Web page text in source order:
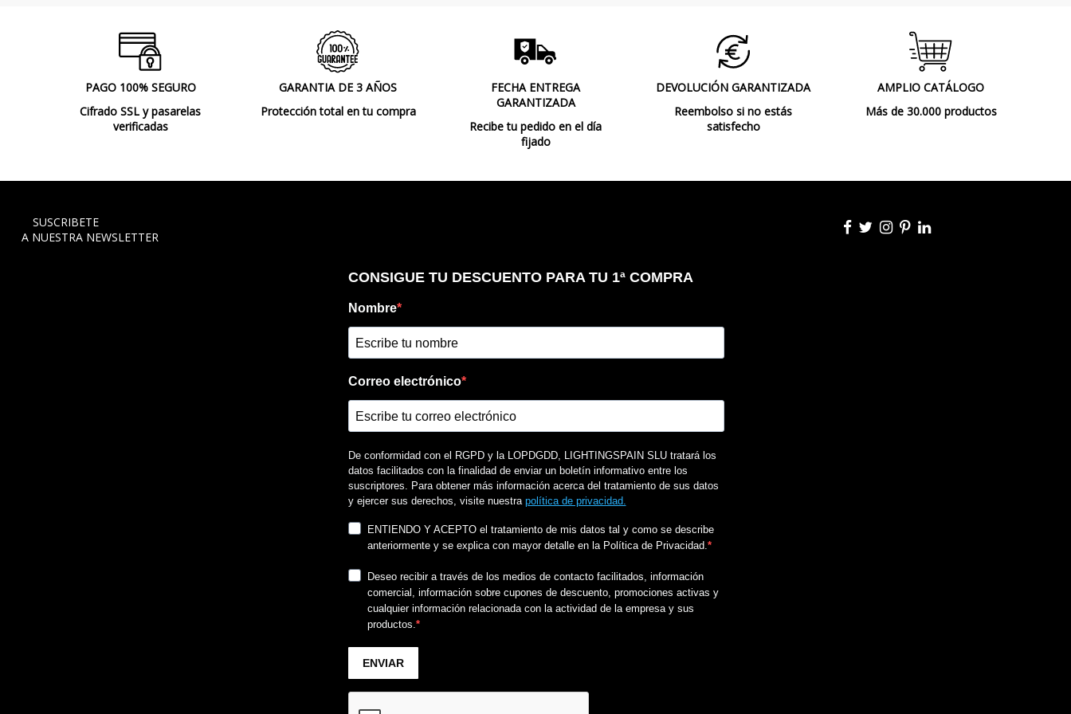
PAGO 100% SEGURO
Cifrado SSL y pasarelas
verificadas
GARANTIA DE 3 AÑOS
Protección total en tu compra
FECHA ENTREGA
GARANTIZADA
Recibe tu pedido en el día
fijado
DEVOLUCIÓN GARANTIZADA
Reembolso si no estás
satisfecho
AMPLIO CATÁLOGO
Más de 30.000 productos
SUSCRIBETE
A NUESTRA NEWSLETTER